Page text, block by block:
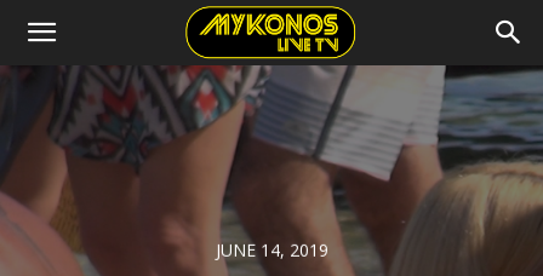
JUNE 14, 2019